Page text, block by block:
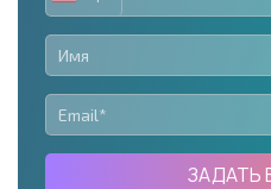
STATES
+1
ЗАДАТЬ